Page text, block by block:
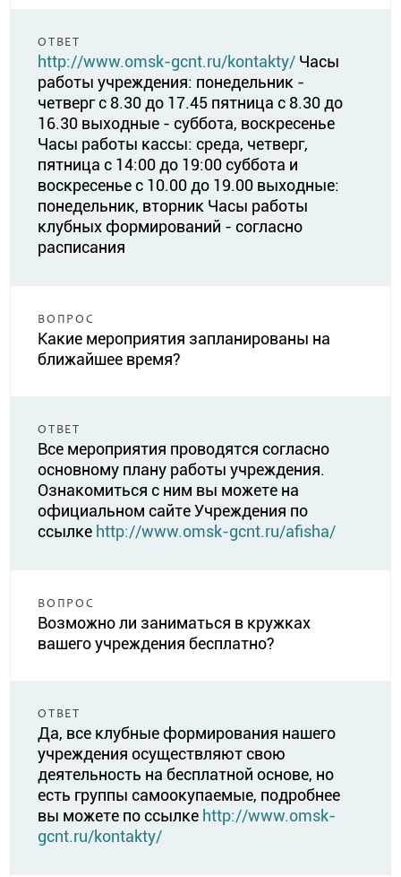
ОТВЕТ
http://www.omsk-gcnt.ru/kontakty/ Часы
работы учреждения: понедельник -
четверг с 8.30 до 17.45 пятница с 8.30 до
16.30 выходные - суббота, воскресенье
Часы работы кассы: среда, четверг,
пятница с 14:00 до 19:00 суббота и
воскресенье с 10.00 до 19.00 выходные:
понедельник, вторник Часы работы
клубных формирований - согласно
расписания
ВОПРОС
Какие мероприятия запланированы на
ближайшее время?
ОТВЕТ
Все мероприятия проводятся согласно
основному плану работы учреждения.
Ознакомиться с ним вы можете на
официальном сайте Учреждения по
ссылке http://www.omsk-gcnt.ru/afisha/
ВОПРОС
Возможно ли заниматься в кружках
вашего учреждения бесплатно?
ОТВЕТ
Да, все клубные формирования нашего
учреждения осуществляют свою
деятельность на бесплатной основе, но
есть группы самоокупаемые, подробнее
вы можете по ссылке http://www.omsk-
gcnt.ru/kontakty/